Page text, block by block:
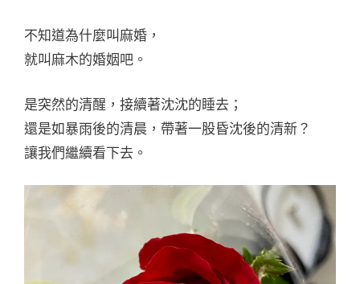
不知道為什麼叫麻婚，
就叫麻木的婚姻吧。
是突然的清醒，接續著沈沈的睡去；
還是如暴雨後的清晨，帶著一股昏沈後的清新？
讓我們繼續看下去。